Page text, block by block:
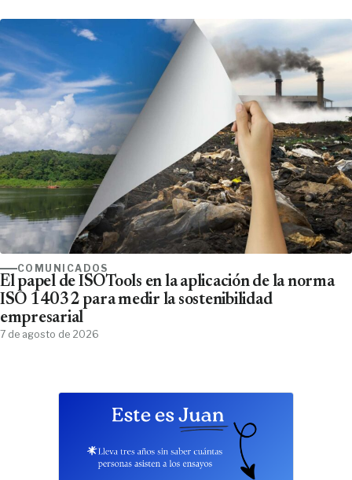
COMUNICADOS
El papel de ISOTools en la aplicación de la norma
ISO 14032 para medir la sostenibilidad
empresarial
7 de agosto de 2026